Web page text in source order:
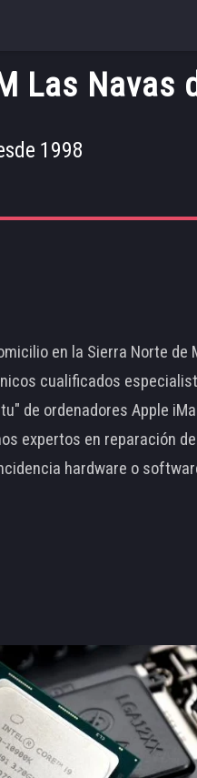
Las Navas
1998
en la Sierra Norte
cualificados
ordenadores Apple iMac
expertos en
hardware o